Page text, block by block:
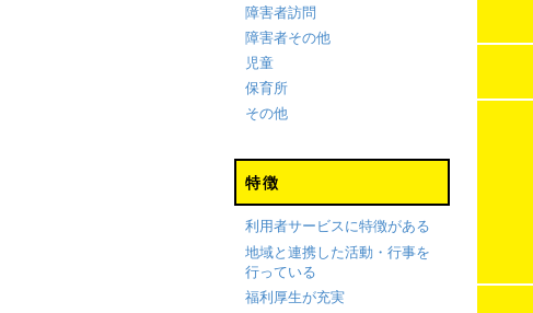
障害者訪問
障害者その他
児童
保育所
その他
特徴
利用者サービスに特徴がある
地域と連携した活動・行事を
行っている
福利厚生が充実